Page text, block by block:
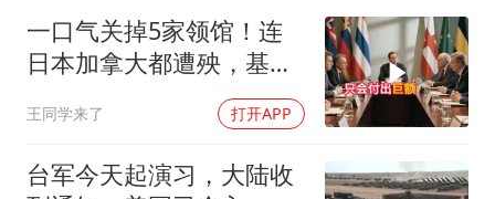
浙江台州《告全体市民书》
酒店回应车内过夜被收150元
上半年国内手机销量TOP30出炉
梁家辉百花奖演讲落泪
一口气关掉5家领馆！连
日本加拿大都遭殃，基辛
格临终遗言真应验了
王同学来了 打开APP
台军今天起演习，大陆收